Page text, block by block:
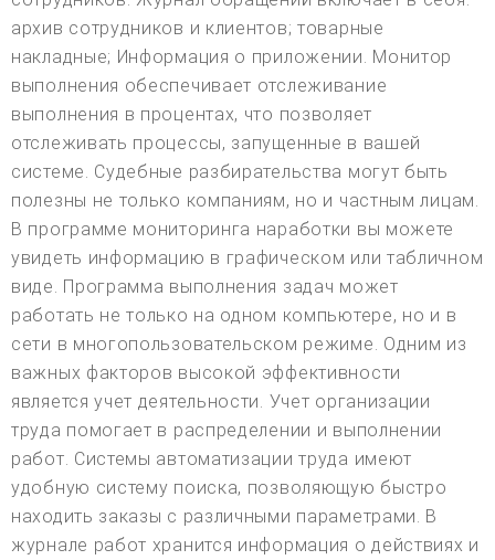
архив сотрудников и клиентов; товарные
накладные; Информация о приложении. Монитор
выполнения обеспечивает отслеживание
выполнения в процентах, что позволяет
отслеживать процессы, запущенные в вашей
системе. Судебные разбирательства могут быть
полезны не только компаниям, но и частным лицам.
В программе мониторинга наработки вы можете
увидеть информацию в графическом или табличном
виде. Программа выполнения задач может
работать не только на одном компьютере, но и в
сети в многопользовательском режиме. Одним из
важных факторов высокой эффективности
является учет деятельности. Учет организации
труда помогает в распределении и выполнении
работ. Системы автоматизации труда имеют
удобную систему поиска, позволяющую быстро
находить заказы с различными параметрами. В
журнале работ хранится информация о действиях и